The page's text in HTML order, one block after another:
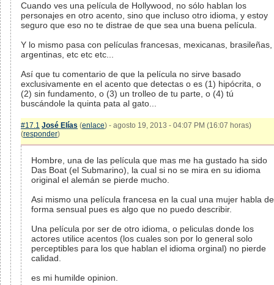
Cuando ves una película de Hollywood, no sólo hablan los
personajes en otro acento, sino que incluso otro idioma, y estoy
seguro que eso no te distrae de que sea una buena película.
Y lo mismo pasa con películas francesas, mexicanas, brasileñas,
argentinas, etc etc etc...
Así que tu comentario de que la película no sirve basado
exclusivamente en el acento que detectas o es (1) hipócrita, o
(2) sin fundamento, o (3) un trolleo de tu parte, o (4) tú
buscándole la quinta pata al gato...
#17.1 José Elías (enlace) - agosto 19, 2013 - 04:07 PM (16:07 horas)
(responder)
Hombre, una de las película que mas me ha gustado ha sido
Das Boat (el Submarino), la cual si no se mira en su idioma
original el alemán se pierde mucho.
Asi mismo una película francesa en la cual una mujer habla de
forma sensual pues es algo que no puedo describir.
Una película por ser de otro idioma, o peliculas donde los
actores utilice acentos (los cuales son por lo general solo
perceptibles para los que hablan el idioma orginal) no pierde
calidad.
es mi humilde opinion.